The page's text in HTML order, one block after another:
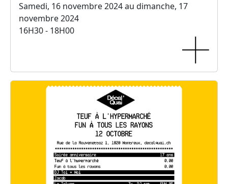
Samedi, 16 novembre 2024 au dimanche, 17
novembre 2024
16H30 - 18H00